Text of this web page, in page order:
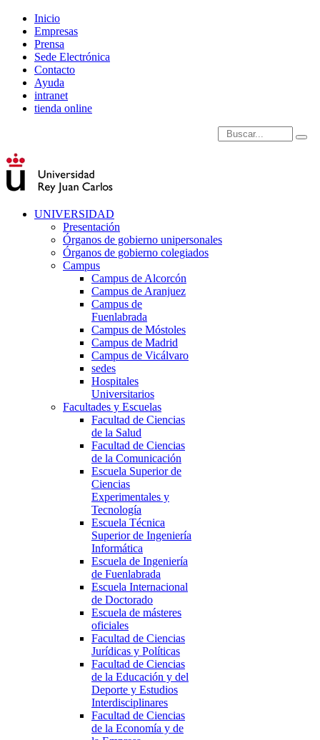
Inicio
Empresas
Prensa
Sede Electrónica
Contacto
Ayuda
intranet
tienda online
Introduce términos de
UNIVERSIDAD
Presentación
Órganos de gobierno unipersonales
Órganos de gobierno colegiados
Campus
Campus de Alcorcón
Campus de Aranjuez
Campus de
Fuenlabrada
Campus de Móstoles
Campus de Madrid
Campus de Vicálvaro
sedes
Hospitales
Universitarios
Facultades y Escuelas
Facultad de Ciencias
de la Salud
Facultad de Ciencias
de la Comunicación
Escuela Superior de
Ciencias
Experimentales y
Tecnología
Escuela Técnica
Superior de Ingeniería
Informática
Escuela de Ingeniería
de Fuenlabrada
Escuela Internacional
de Doctorado
Escuela de másteres
oficiales
Facultad de Ciencias
Jurídicas y Políticas
Facultad de Ciencias
de la Educación y del
Deporte y Estudios
Interdisciplinares
Facultad de Ciencias
de la Economía y de